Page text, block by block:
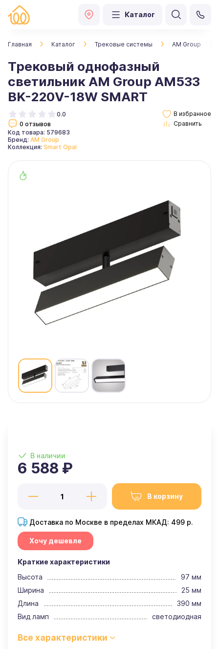
Каталог
Главная Каталог Трековые системы AM Group
Трековый однофазный
светильник AM Group AM533
BK-220V-18W SMART
0.0
0 отзывов
Код товара: 579683
Бренд: AM Group
Коллекция: Smart Opal
В наличии
6 588 ₽
В корзину
Доставка по Москве в пределах МКАД: 499 р.
Хочу дешевле
Краткие характеристики
Высота
97 мм
Ширина
25 мм
Длина
390 мм
Вид ламп
светодиодная